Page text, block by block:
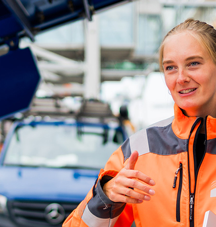
Center der HPA
aller Verkehrsmeldungen im Hafen am